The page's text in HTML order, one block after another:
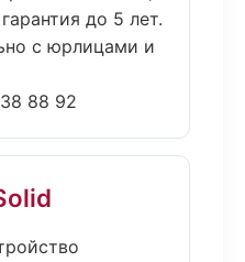
до 5 лет.
с юрлицами и
88 92